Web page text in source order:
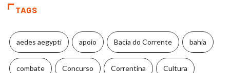
TAGS
aedes aegypti apoio Bacia do Corrente bahia
combate Concurso Correntina Cultura